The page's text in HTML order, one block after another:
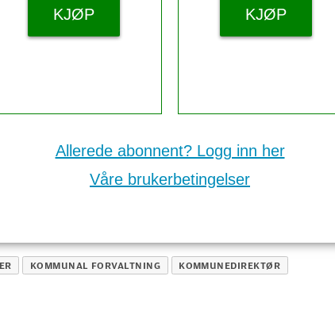
KJØP KJØP
Allerede abonnent? Logg inn her
Våre brukerbetingelser
KOMMUNAL FORVALTNING KOMMUNEDIREKTØR